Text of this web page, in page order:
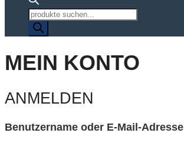
Produktsuche
MEIN KONTO
ANMELDEN
Benutzername oder E-Mail-Adresse